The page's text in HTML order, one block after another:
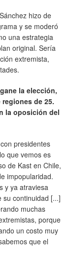
hizo de
y se moderó
una estrategia
original. Sería
extremista,
la elección,
de 25.
la oposición del
presidentes
que vemos es
de Kast en Chile,
impopularidad.
y ya atraviesa
su continuidad [...]
muchas
porque
un costo muy
que el